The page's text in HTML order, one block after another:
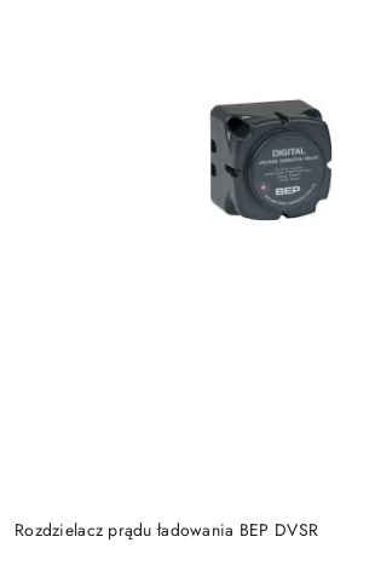
Rozdzielacz prądu ładowania BEP DVSR